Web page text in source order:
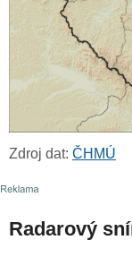
Zdroj dat: ČHMÚ
Radarový